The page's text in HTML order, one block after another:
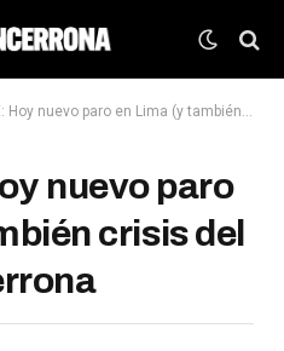
nuevo paro en Lima (y también crisis del gas) #LaEncerrona
nuevo paro
crisis del